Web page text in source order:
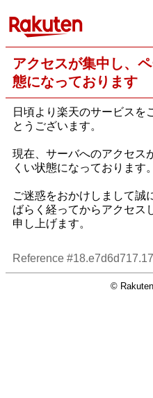
アクセスが集中し、
態になっております
日頃より楽天のサービスを
とうございます。
現在、サーバへのアクセス
くい状態になっております。
ご迷惑をおかけしまして誠
ばらく経ってからアクセス
申し上げます。
Reference
©